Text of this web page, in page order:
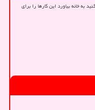
به خانه بیاورد این کارها را برای